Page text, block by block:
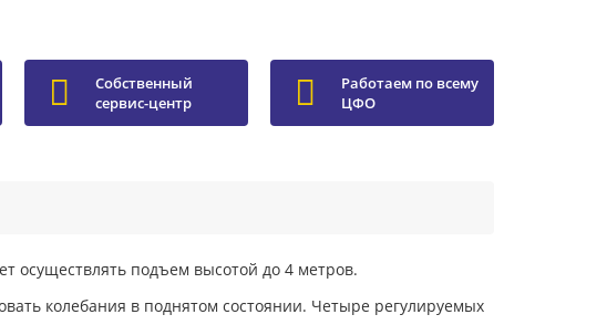
Собственный
сервис-центр
Работаем по всему
ЦФО
осуществлять подъем высотой до 4 метров.
колебания в поднятом состоянии. Четыре регулируемых